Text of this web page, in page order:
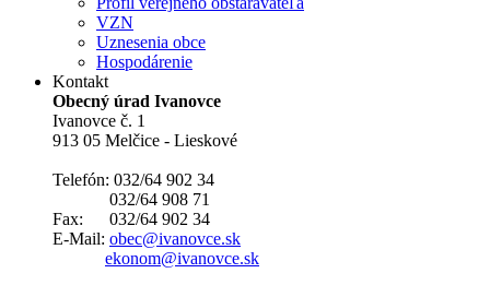
VZN
Uznesenia obce
Hospodárenie
Kontakt
Obecný úrad Ivanovce
Ivanovce č. 1
913 05 Melčice - Lieskové
Telefón: 032/64 902 34
032/64 908 71
Fax: 032/64 902 34
E-Mail: obec@ivanovce.sk
ekonom@ivanovce.sk